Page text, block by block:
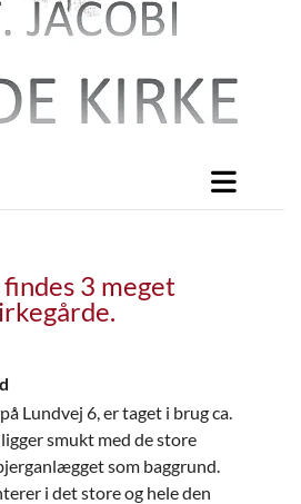
findes 3 meget
Lundvej 6, er taget i brug ca.
smukt med de store
som baggrund.
i det store og hele den